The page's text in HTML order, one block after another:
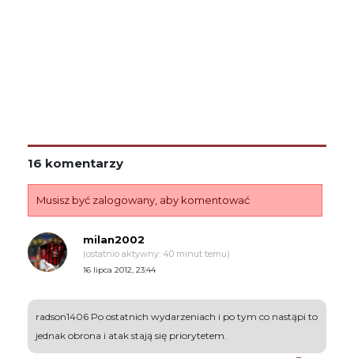
16 komentarzy
Musisz być zalogowany, aby komentować
milan2002
(ostatnio aktywny: 40 minut temu)
16 lipca 2012, 23:44
radson1406 Po ostatnich wydarzeniach i po tym co nastąpi to
jednak obrona i atak stają się priorytetem.